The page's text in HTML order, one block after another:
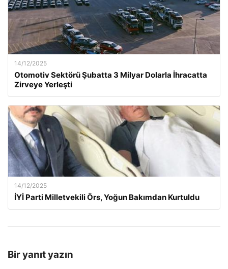
14/12/2025
Otomotiv Sektörü Şubatta 3 Milyar Dolarla İhracatta
Zirveye Yerleşti
14/12/2025
İYİ Parti Milletvekili Örs, Yoğun Bakımdan Kurtuldu
Bir yanıt yazın